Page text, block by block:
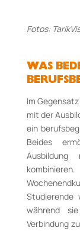
Fotos:
WAS
Im
mit der
ein
Beides
kombinieren
Studierende
während
Verbindung